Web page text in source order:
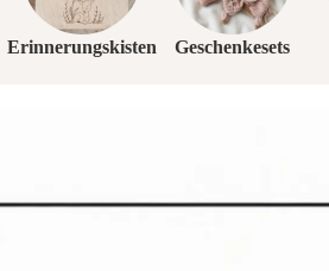
Erinnerungskisten Geschenkesets